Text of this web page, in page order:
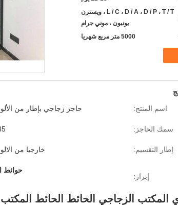
L / C ، D / A ، D / P ، T / T ، ويسترن
يونيون ، موني جرام
5000 متر مربع شهريا
اسم المنتج:
حاجز زجاجي بإطار من
سمك الحاجز: 85
إطار التقسيم: خارجيا من
إبراز:
حوائط
المكتب الزجاجي الحائط الحائط المكتب